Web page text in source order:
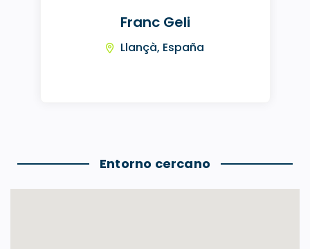
Franc Geli
Llançà, España
Entorno cercano